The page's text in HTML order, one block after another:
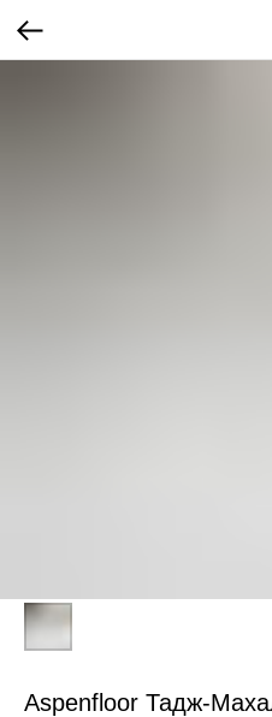
Aspenfloor Тадж-